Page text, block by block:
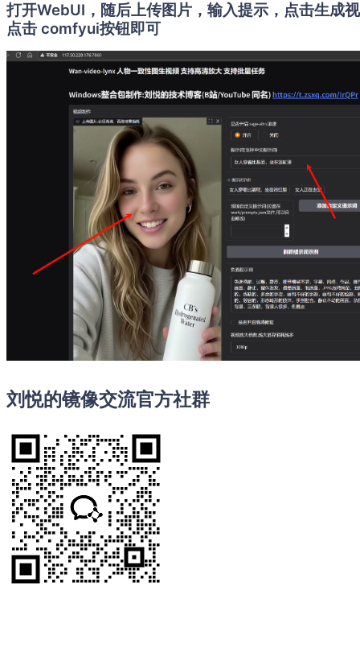
打开WebUI，随后上传图片，输入提示，点击生成
点击 comfyui按钮即可
刘悦的镜像交流官方社群